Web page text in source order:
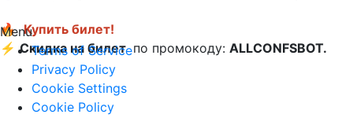
🔥 Купить билет!
⚡️ Скидка на билет по промокоду: ALLCONFSBOT.
Menu
Terms of Service
Privacy Policy
Cookie Settings
Cookie Policy